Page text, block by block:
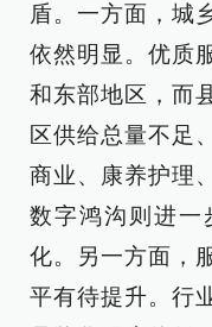
盾。一方面，城
依然明显。优质
和东部地区，而
区供给总量不足
商业、康养护理
数字鸿沟则进一
化。另一方面，
平有待提升。行